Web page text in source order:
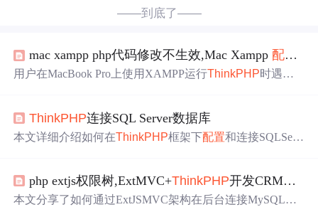
——到底了——
mac xampp php代码修改不生效,Mac Xampp 配置
用户在MacBook Pro上使用XAMPP运行ThinkPHP时遇到
ThinkPHP连接SQL Server数据库
本文详细介绍如何在ThinkPHP框架下配置和连接SQLServ
php extjs权限树,ExtMVC+ThinkPHP开发CRM管理系统--导航树的实现
本文分享了如何通过ExtJSMVC架构在后台连接MySQL数